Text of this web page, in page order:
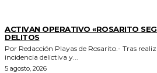
ACTIVAN OPERATIVO «ROSARITO
DELITOS
Por Redacción Playas de Rosarito.- Tras realizar un análisis detallado sobre la
incidencia delictiva y...
5 agosto, 2026